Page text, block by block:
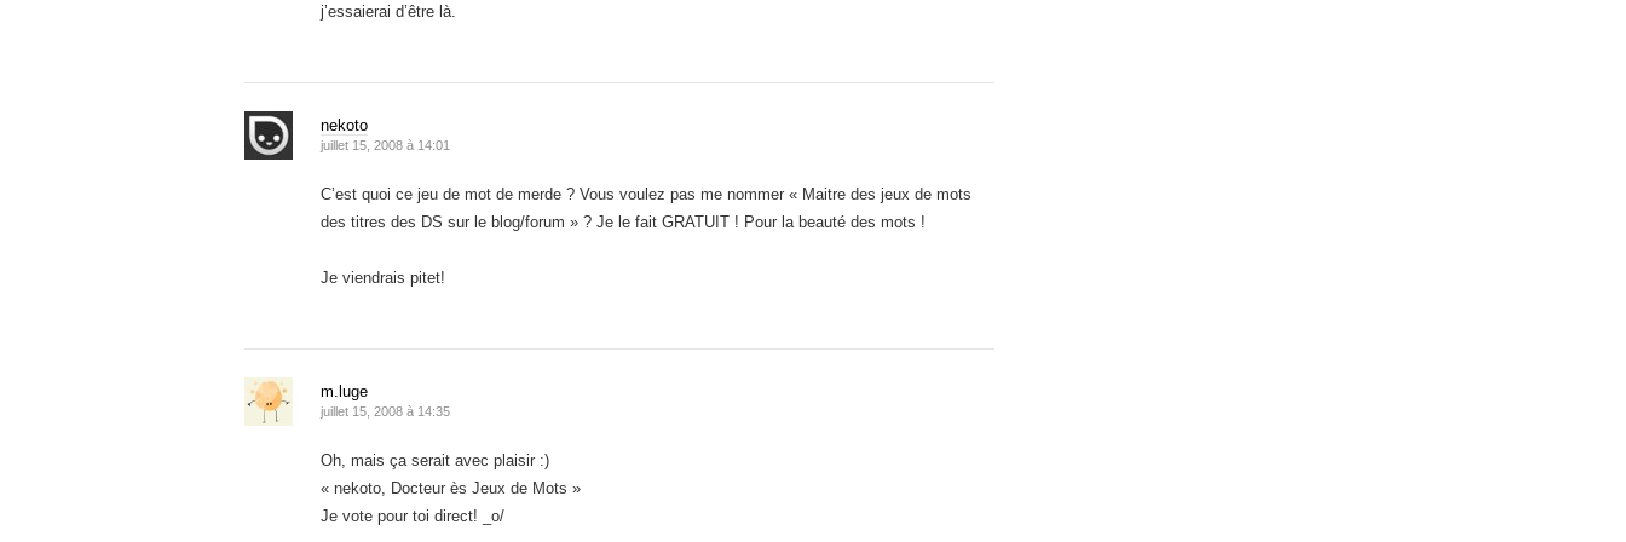
j’essaierai d’être là.
nekoto
juillet 15, 2008 à 14:01
C’est quoi ce jeu de mot de merde ? Vous voulez pas me nommer « Maitre des jeux de mots
des titres des DS sur le blog/forum » ? Je le fait GRATUIT ! Pour la beauté des mots !
Je viendrais pitet!
m.luge
juillet 15, 2008 à 14:35
Oh, mais ça serait avec plaisir :)
« nekoto, Docteur ès Jeux de Mots »
Je vote pour toi direct! _o/